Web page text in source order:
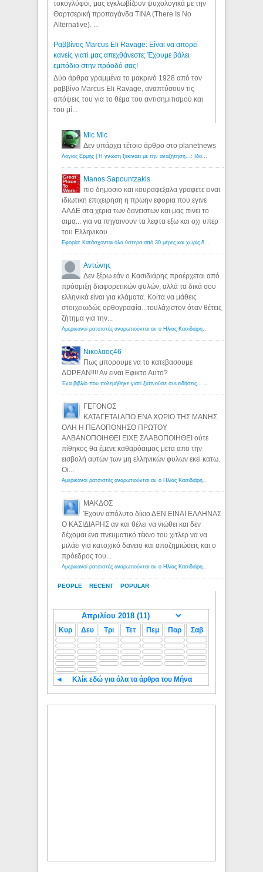
τοκογλύφοι, μας εγκλωβίζουν ψυχολογικά με την
Θαρτσερική προπαγάνδα TINA (There Is No
Alternative). ...
Ραββίνος Marcus Eli Ravage: Είναι να απορεί
κανείς γιατί μας απεχθάνεστε; Έχουμε βάλει
εμπόδιο στην πρόοδό σας!
Δύο άρθρα γραμμένα το μακρινό 1928 από τον
ραββίνο Marcus Eli Ravage, αναπτύσουν τις
απόψεις του για το θέμα του αντισημιτισμού και
του μί...
PEOPLE RECENT POPULAR
Mic Mic
Δεν υπάρχει τέτοιο άρθρο στο planetnews
Λόγιος Ερμής | Η γνώση ξεκινάει με την αναζήτηση...: Ιδού οι 18 που χρωστούν 11 δις ευρώ!
Manos Sapountzakis
πιο δημοσιο και κουραφεξαλα γραφετε ειναι
ιδιωτικη επιχειρηση η πρωην εφορια που εγινε
ΑΑΔΕ στα χερια των δανειστων και μας πινει το
αιμα... για να πηγαινουν τα λεφτα εξω και οχι υπερ
του Ελληνικου...
Εφορία: Κατάσχονται όλα ύστερα από 30 μέρες και χωρίς δικαστικές αποφάσεις - Λόγιος Ερμής
Αντώνης
Δεν ξέρω εάν ο Κασιδιάρης προέρχεται από
πρόσμιξη διαφορετικών φυλών, αλλά τα δικά σου
ελληνικά είναι για κλάματα. Κοίτα να μάθεις
στοιχειωδώς ορθογραφία...τουλάχιστον όταν θέτεις
ζήτημα για την...
Αμερικανοί ρατσιστές αναρωτιούνται αν ο Ηλίας Κασιδιάρης ανήκει στη λευκή φυλή... - Λόγιος Ερμής
Νικολαος46
Πως μπορουμε να το κατεβασουμε
ΔΩΡΕΑΝ!!!! Αν ειναι Εφικτο Αυτο?
Ένα βιβλίο που πολεμήθηκε γιατί ξυπνούσε συνειδήσεις... - Λόγιος Ερμής | Η γνώση ξεκινάει με την αναζήτηση...
ΓΕΓΟΝΟΣ
ΚΑΤΑΓΕΤΑΙ ΑΠΟ ΕΝΑ ΧΩΡΙΟ ΤΗΣ ΜΑΝΗΣ.
ΟΛΗ Η ΠΕΛΟΠΟΝΗΣΟ ΠΡΩΤΟΥ
ΑΛΒΑΝΟΠΟΙΗΘΕΙ ΕΙΧΕ ΣΛΑΒΟΠΟΙΗΘΕΙ ούτε
πίθηκος θα έμενε καθαρόαιμος μετα απο την
εισβολή αυτών των μη ελληνικών φυλων εκεί κατω.
Οι...
Αμερικανοί ρατσιστές αναρωτιούνται αν ο Ηλίας Κασιδιάρης ανήκει στη λευκή φυλή... - Λόγιος Ερμής
ΜΑΚΔΟΣ
Έχουν απόλυτο δίκιο ΔΕΝ ΕΙΝΑΙ ΕΛΛΗΝΑΣ
Ο ΚΑΣΙΔΙΑΡΗΣ αν και θέλει να νιώθει και δεν
δέχομαι ενα πνευματικό τέκνο του χιτλερ να να
μιλάει για κατοχικό δανειο και αποζημιώσεις και ο
πρόεδρος του...
Αμερικανοί ρατσιστές αναρωτιούνται αν ο Ηλίας Κασιδιάρης ανήκει στη λευκή φυλή... - Λόγιος Ερμής
Κυρ Δευ Τρι Τετ Πεμ Παρ Σαβ
◄ Κλίκ εδώ για όλα τα άρθρα του Μήνα